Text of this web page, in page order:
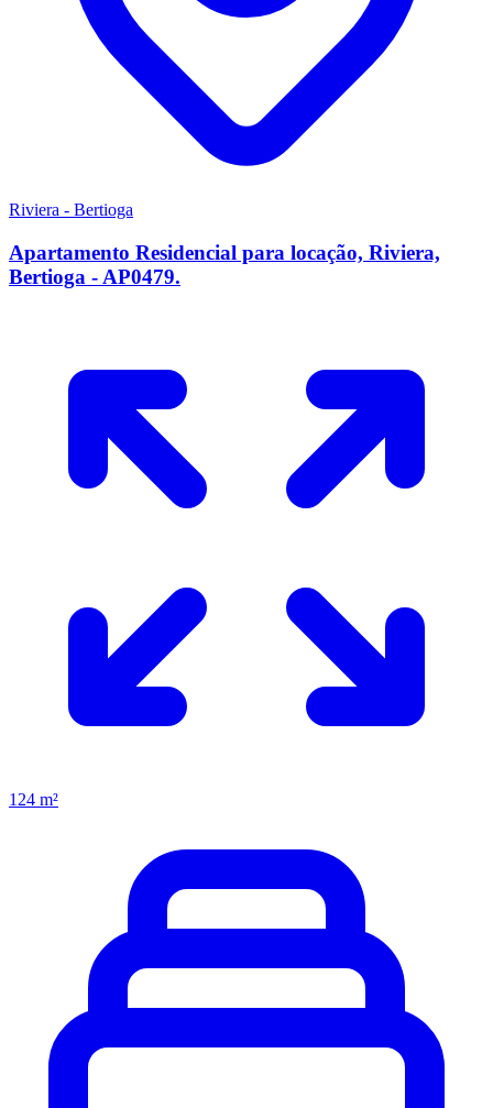
Riviera - Bertioga
Apartamento Residencial para locação, Riviera,
Bertioga - AP0479.
124 m²